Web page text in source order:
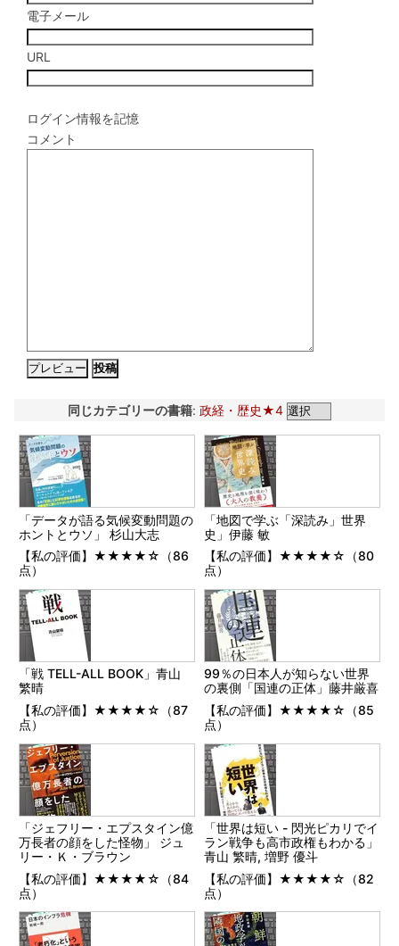
電子メール
URL
ログイン情報を記憶
コメント
同じカテゴリーの書籍: 政経・歴史★4
「データが語る気候変動問題の
ホントとウソ」 杉山大志
【私の評価】★★★★☆（86
点）
「地図で学ぶ「深読み」世界
史」伊藤 敏
【私の評価】★★★★☆（80
点）
「戦 TELL-ALL BOOK」青山
繁晴
【私の評価】★★★★☆（87
点）
99％の日本人が知らない世界
の裏側「国連の正体」藤井厳喜
【私の評価】★★★★☆（85
点）
「ジェフリー・エプスタイン億
万長者の顔をした怪物」 ジュ
リー・Ｋ・ブラウン
【私の評価】★★★★☆（84
点）
「世界は短い - 閃光ピカリでイ
ラン戦争も高市政権もわかる」
青山 繁晴, 増野 優斗
【私の評価】★★★★☆（82
点）